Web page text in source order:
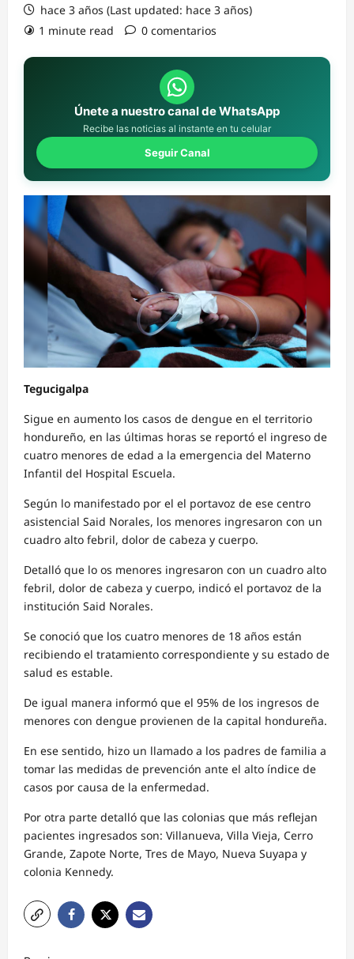
hace 3 años (Last updated: hace 3 años)
1 minute read
0 comentarios
Únete a nuestro canal de WhatsApp
Recibe las noticias al instante en tu celular
Seguir Canal
Tegucigalpa
Sigue en aumento los casos de dengue en el territorio
hondureño, en las últimas horas se reportó el ingreso de
cuatro menores de edad a la emergencia del Materno
Infantil del Hospital Escuela.
Según lo manifestado por el el portavoz de ese centro
asistencial Said Norales, los menores ingresaron con un
cuadro alto febril, dolor de cabeza y cuerpo.
Detalló que lo os menores ingresaron con un cuadro alto
febril, dolor de cabeza y cuerpo, indicó el portavoz de la
institución Said Norales.
Se conoció que los cuatro menores de 18 años están
recibiendo el tratamiento correspondiente y su estado de
salud es estable.
De igual manera informó que el 95% de los ingresos de
menores con dengue provienen de la capital hondureña.
En ese sentido, hizo un llamado a los padres de familia a
tomar las medidas de prevención ante el alto índice de
casos por causa de la enfermedad.
Por otra parte detalló que las colonias que más reflejan
pacientes ingresados son: Villanueva, Villa Vieja, Cerro
Grande, Zapote Norte, Tres de Mayo, Nueva Suyapa y
colonia Kennedy.
N